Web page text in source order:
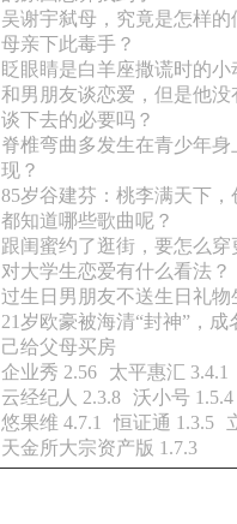
吴谢宇弑母，究竟是怎样
母亲下此毒手？
眨眼睛是白羊座撒谎时的小
和男朋友谈恋爱，但是他
谈下去的必要吗？
脊椎弯曲多发生在青少年
现？
85岁谷建芬：桃李满天下
都知道哪些歌曲呢？
跟闺蜜约了逛街，要怎么穿
对大学生恋爱有什么看法？
过生日男朋友不送生日礼物
21岁欧豪被海清“封神”，
己给父母买房
企业秀 2.56
太平惠汇 3.4.1
云经纪人 2.3.8 沃小号 1.5.4
悠果维 4.7.1
恒证通 1.3.5
天金所大宗资产版 1.7.3